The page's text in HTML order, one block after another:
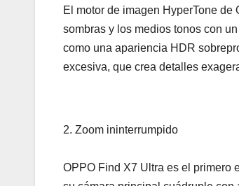
El motor de imagen HyperTone
sombras y los medios tonos con
como una apariencia HDR
excesiva, que crea detalles
2. Zoom ininterrumpido
OPPO Find X7 Ultra es el primero